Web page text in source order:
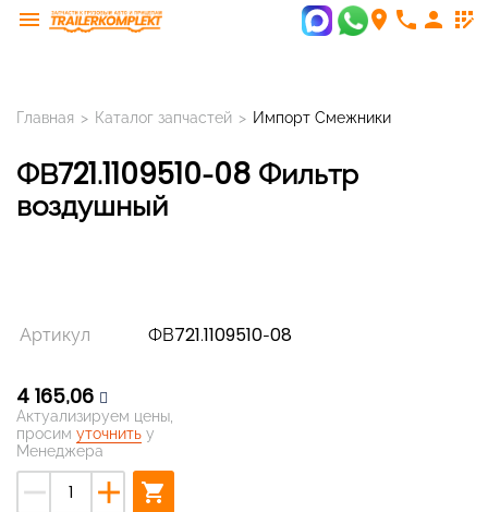
menu room phone person app_registration
Главная > Каталог запчастей > Импорт Смежники
ФВ721.1109510-08 Фильтр
воздушный
Артикул ФВ721.1109510-08
4 165,06
Актуализируем цены,
просим уточнить у
Менеджера
remove add shopping_cart